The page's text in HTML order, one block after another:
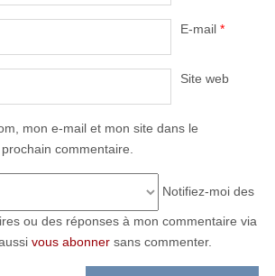
E-mail *
Site web
mon e-mail et mon site dans le
commentaire.
Notifiez-moi des
ou des réponses à mon commentaire via
vous abonnersans commenter.